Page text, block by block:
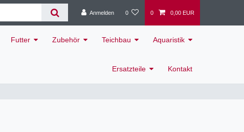
Anmelden
0 0 0,00 EUR
Futter Zubehör Teichbau Aquaristik
Ersatzteile Kontakt